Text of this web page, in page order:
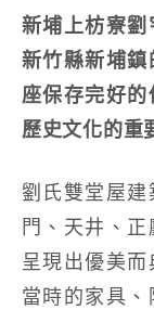
新埔上枋寮
新竹縣新埔
座保存完好
歷史文化的重
劉氏雙堂屋
門、天井、
呈現出優美
當時的家具